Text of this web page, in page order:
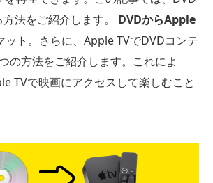
法をご紹介します。 DVDからApple
ット。さらに、Apple TVでDVDコンテ
の方法をご紹介します。これによ
TVで映画にアクセスして楽しむこと